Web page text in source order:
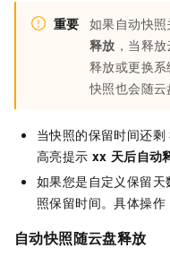
重要 如果自动快
释放 ，当释
释放或更换
快照也会随云
当快照的保留时间还剩
高亮提示 xx 天后自动
如果您是自定义保留
照保留时间。具体操作
自动快照随云盘释放